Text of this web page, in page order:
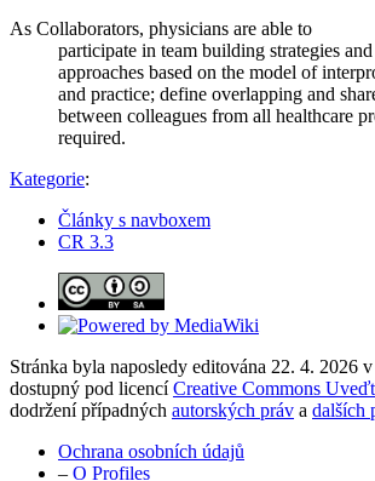
As Collaborators, physicians are able to
participate in team building strategies
approaches based on the model of
and practice; define overlapping and
between colleagues from all healthcare
required.
Kategorie:
Články s navboxem
CR 3.3
Stránka byla naposledy editována 22. 4. 2026
dostupný pod licencíCreative Commons
dodržení případných autorských práv a dalších
Ochrana osobních údajů
– O Profiles